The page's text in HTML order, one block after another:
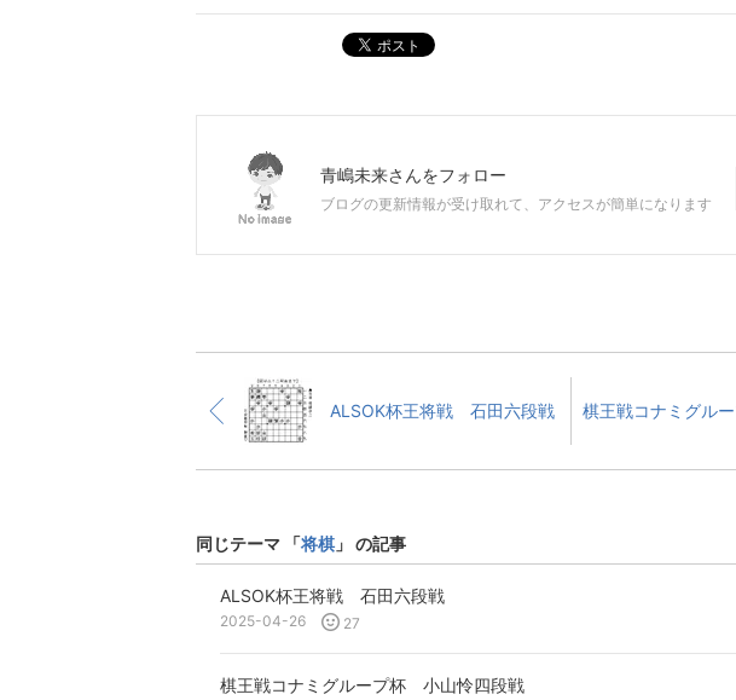
ポスト
青嶋未来さんをフォロー
ブログの更新情報が受け取れて、アクセスが簡単になります
ALSOK杯王将戦 石田六段戦
同じテーマ 「将棋 」 の記事
ALSOK杯王将戦 石田六段戦
2025-04-26 27
棋王戦コナミグループ杯 小山怜四段戦